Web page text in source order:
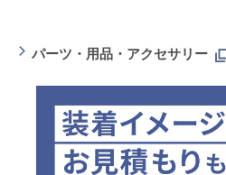
パーツ・用品・アクセサリー